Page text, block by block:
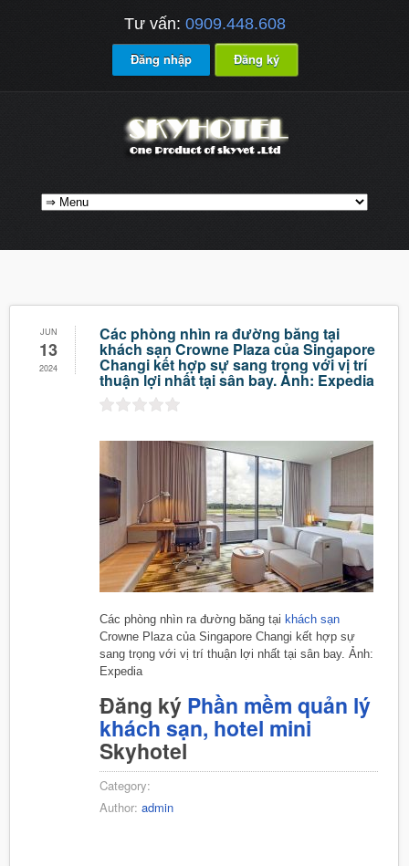
Tư vấn: 0909.448.608
Đăng nhập Đăng ký
JUN
13
2024
Các phòng nhìn ra đường băng tại
khách sạn Crowne Plaza của Singapore
Changi kết hợp sự sang trọng với vị trí
thuận lợi nhất tại sân bay. Ảnh: Expedia
Các phòng nhìn ra đường băng tại khách sạn
Crowne Plaza của Singapore Changi kết hợp sự
sang trọng với vị trí thuận lợi nhất tại sân bay. Ảnh:
Expedia
Đăng ký Phần mềm quản lý
khách sạn, hotel mini
Skyhotel
Category:
Author: admin